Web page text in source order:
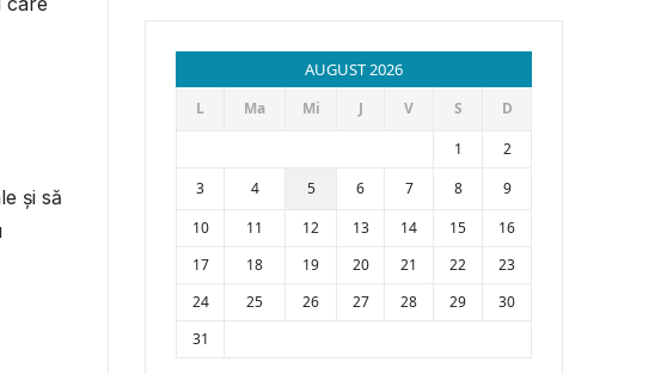
și să
AUGUST 2026
L Ma Mi J V S
D
1
2
3
4 5 6 7 8
9
10
11 12 13 14 15
16
17
18 19 20 21 22
23
24
25 26 27 28 29
30
31